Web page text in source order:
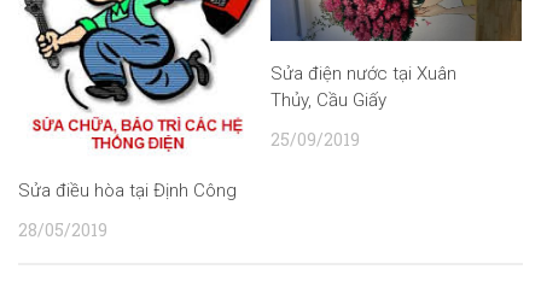
Sửa điều hòa tại Định Công
28/05/2019
Sửa điện nước tại Xuân
Thủy, Cầu Giấy
25/09/2019